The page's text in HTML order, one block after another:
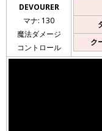
DEVOURER
マナ: 130
魔法ダメージ
コントロール
ク